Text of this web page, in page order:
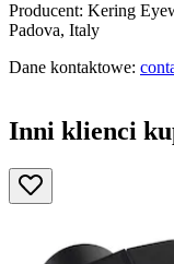
Producent: Kering
Padova, Italy
Dane kontaktowe:
Inni klienci